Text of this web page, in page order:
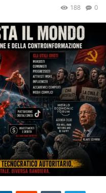
0
188